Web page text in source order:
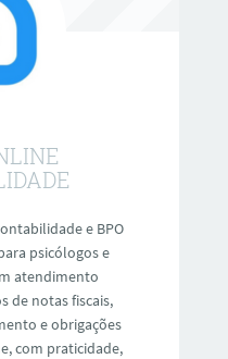
e BPO
psicólogos e
atendimento
de notas fiscais,
e obrigações
com praticidade,